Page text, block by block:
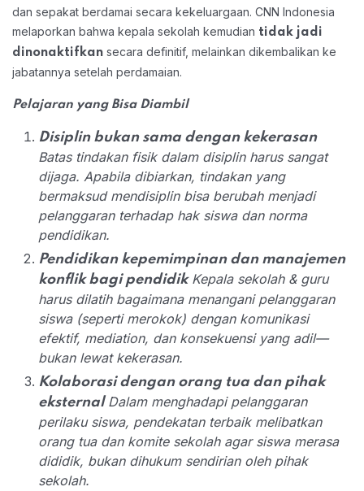
dan sepakat berdamai secara kekeluargaan. CNN Indonesia
melaporkan bahwa kepala sekolah kemudian tidak jadi
dinonaktifkan secara definitif, melainkan dikembalikan ke
jabatannya setelah perdamaian.
Pelajaran yang Bisa Diambil
Disiplin bukan sama dengan kekerasan
Batas tindakan fisik dalam disiplin harus sangat
dijaga. Apabila dibiarkan, tindakan yang
bermaksud mendisiplin bisa berubah menjadi
pelanggaran terhadap hak siswa dan norma
pendidikan.
Pendidikan kepemimpinan dan manajemen
konflik bagi pendidikKepala sekolah & guru
harus dilatih bagaimana menangani pelanggaran
siswa (seperti merokok) dengan komunikasi
efektif, mediation, dan konsekuensi yang adil—
bukan lewat kekerasan.
Kolaborasi dengan orang tua dan pihak
eksternalDalam menghadapi pelanggaran
perilaku siswa, pendekatan terbaik melibatkan
orang tua dan komite sekolah agar siswa merasa
dididik, bukan dihukum sendirian oleh pihak
sekolah.